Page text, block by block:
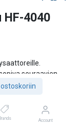
ostoskoriin
Brands Account
HF-4040
seuraavien
- Aaronia V4 -
- Spectran HF-
6065 V4 -
NF-3020E -